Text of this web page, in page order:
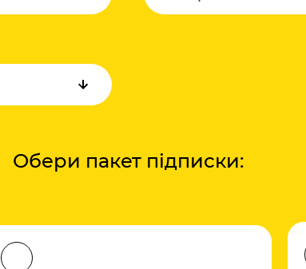
Обери пакет підписки: